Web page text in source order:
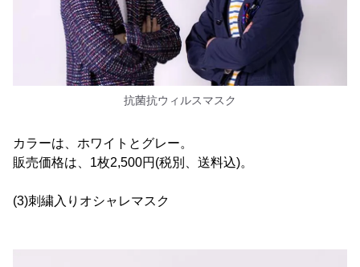
抗菌抗ウィルスマスク
カラーは、ホワイトとグレー。
販売価格は、1枚2,500円(税別、送料込)。
(3)刺繍入りオシャレマスク